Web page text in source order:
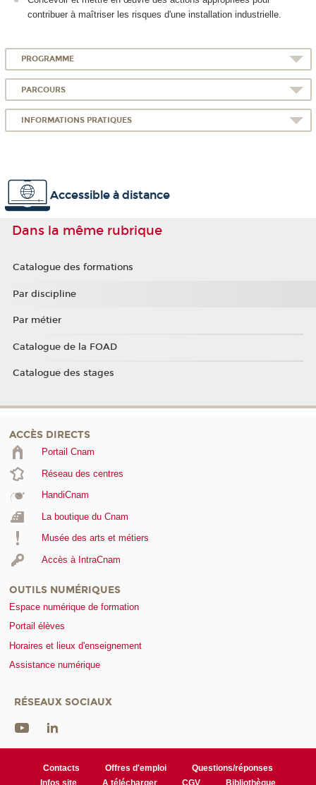
contribuer à maîtriser les risques d'une installation industrielle.
PROGRAMME
PARCOURS
INFORMATIONS PRATIQUES
Accessible à distance
Dans la même rubrique
Catalogue des formations
Par discipline
Par métier
Catalogue de la FOAD
Catalogue des stages
ACCÈS DIRECTS
Portail Cnam
Réseau des centres
HandiCnam
La boutique du Cnam
Musée des arts et métiers
Accès à IntraCnam
OUTILS NUMÉRIQUES
Espace numérique de formation
Portail élèves
Horaires et lieux d'enseignement
Assistance numérique
RÉSEAUX SOCIAUX
Contacts Offres d'emploi
Questions/réponses